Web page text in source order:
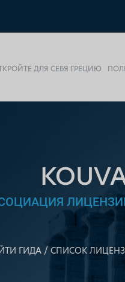
ДЛЯ СЕБЯ ГРЕЦИЮ
ГИДА СПИСОК